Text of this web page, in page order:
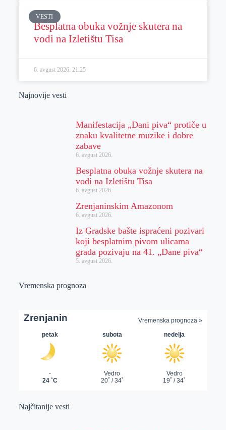
VESTI
Besplatna obuka vožnje skutera na
vodi na Izletištu Tisa
6. avgust 2026. 21:25
Najnovije vesti
Manifestacija „Dani piva“ protiče u
znaku kvalitetne muzike i dobre
zabave
6. avgust 2026.
Besplatna obuka vožnje skutera na
vodi na Izletištu Tisa
6. avgust 2026.
Zrenjaninskim Amazonom
6. avgust 2026.
Iz Gradske bašte ispraćeni pozivari
koji besplatnim pivom ulicama
grada pozivaju na 41. „Dane piva“
5. avgust 2026.
Vremenska prognoza
Najčitanije vesti